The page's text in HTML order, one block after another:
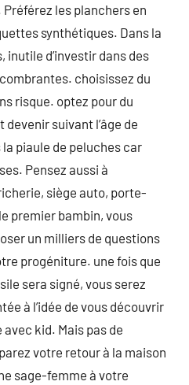
les planchers en
synthétiques. Dans la
inutile d’investir dans des
choisissez du
risque. optez pour du
suivant l’âge de
la piaule de peluches car
Pensez aussi à
siège auto, porte-
premier bambin, vous
un milliers de questions
progéniture. une fois que
sera signé, vous serez
à l’idée de vous découvrir
kid. Mais pas de
votre retour à la maison
sage-femme à votre